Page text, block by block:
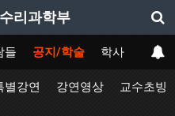
리과학부
들 공지/학술 학사
별강연 강연영상 교수초빙